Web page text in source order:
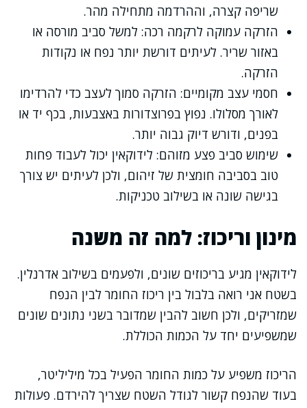
שריפה קצרה, וההרדמה מתחילה מהר.
הזרקה עמוקה לרקמה רכה: למשל סביב מורסה או
באזור שריר. לעיתים דורשת יותר נפח או נקודות
הזרקה.
חסמי עצב מקומיים: הזרקה סמוך לעצב כדי להרדימו
לאורך מסלולו. נפוץ בפרוצדורות באצבעות, בכף יד או
בפנים, ודורש דיוק גבוה יותר.
שימוש סביב פצע מזוהם: לידוקאין יכול לעבוד פחות
טוב בסביבה חומצית של זיהום, ולכן לעיתים יש צורך
בגישה שונה או בשילוב טכניקות.
מינון וריכוז: למה זה משנה
לידוקאין מגיע בריכוזים שונים, ולפעמים בשילוב אדרנלין.
בשטח אני רואה בלבול בין ריכוז החומר לבין הנפח
שמזריקים, ולכן חשוב להבין שמדובר בשני נתונים שונים
שמשפיעים יחד על הכמות הכוללת.
הריכוז משפיע על כמות החומר הפעיל בכל מיליליטר,
בעוד שהנפח קשור לגודל השטח שצריך להירדם. פעולות